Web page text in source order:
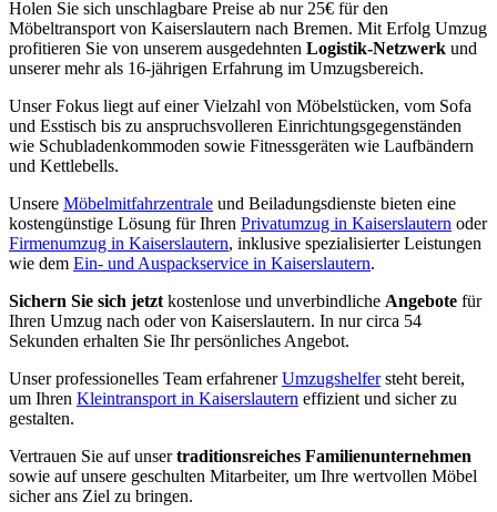
Holen Sie sich unschlagbare Preise ab nur 25€ für den
Möbeltransport von Kaiserslautern nach Bremen. Mit Erfolg Umzug
profitieren Sie von unserem ausgedehnten Logistik-Netzwerk und
unserer mehr als 16-jährigen Erfahrung im Umzugsbereich.
Unser Fokus liegt auf einer Vielzahl von Möbelstücken, vom Sofa
und Esstisch bis zu anspruchsvolleren Einrichtungsgegenständen
wie Schubladenkommoden sowie Fitnessgeräten wie Laufbändern
und Kettlebells.
Unsere Möbelmitfahrzentrale und Beiladungsdienste bieten eine
kostengünstige Lösung für Ihren Privatumzug in Kaiserslautern oder
Firmenumzug in Kaiserslautern, inklusive spezialisierter Leistungen
wie dem Ein- und Auspackservice in Kaiserslautern.
Sichern Sie sich jetzt kostenlose und unverbindliche Angebote für
Ihren Umzug nach oder von Kaiserslautern. In nur circa 54
Sekunden erhalten Sie Ihr persönliches Angebot.
Unser professionelles Team erfahrenerUmzugshelfersteht bereit,
um Ihren Kleintransport in Kaiserslautern effizient und sicher zu
gestalten.
Vertrauen Sie auf unsertraditionsreiches Familienunternehmen
sowie auf unsere geschulten Mitarbeiter, um Ihre wertvollen Möbel
sicher ans Ziel zu bringen.